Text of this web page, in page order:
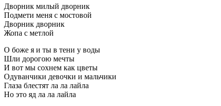
Дворник милый дворник
Подмети меня с мостовой
Дворник дворник
Жопа с метлой
О боже я и ты в тени у воды
Шли дорогою мечты
И вот мы сохнем как цветы
Одуванчики девочки и мальчики
Глаза блестят ла ла лайла
Но это яд ла ла лайла